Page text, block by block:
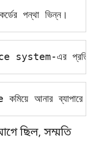
পন্থা ভিন্ন।
এর প্রতি
আনার ব্যাপারে
ছিল, সম্মতি